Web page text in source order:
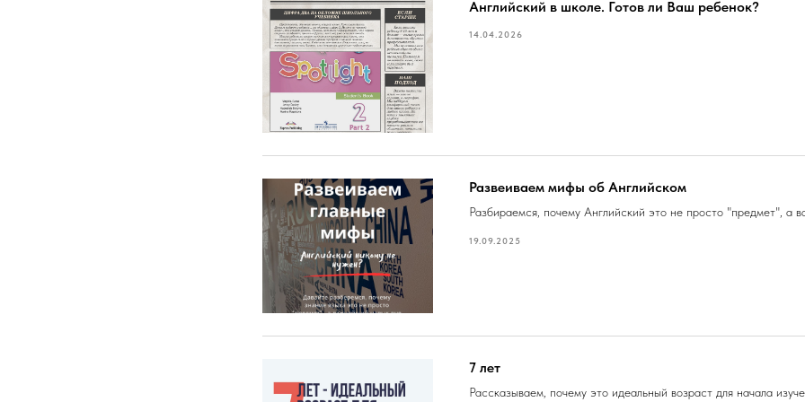
Английский в школе. Готов ли Ваш ребенок?
14.04.2026
Развеиваем мифы об Английском
Разбираемся, почему Английский это не просто "предмет", а
19.09.2025
7 лет
Рассказываем, почему это идеальный возраст для начала